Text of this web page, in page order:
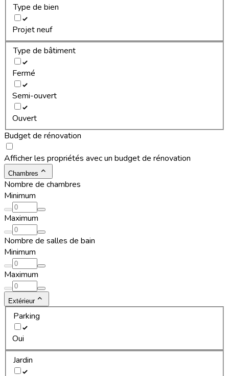
Type de bien
Projet neuf
Type de bâtiment
Fermé
Semi-ouvert
Ouvert
Budget de rénovation
Afficher les propriétés avec un budget de rénovation
Chambres
Nombre de chambres
Minimum
Maximum
Nombre de salles de bain
Minimum
Maximum
Extérieur
Parking
Oui
Jardin